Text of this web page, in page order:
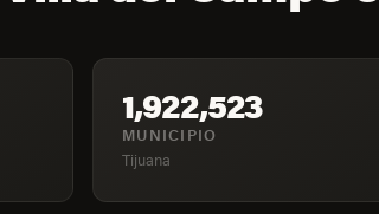
1,922,523
MUNICIPIO
Tijuana